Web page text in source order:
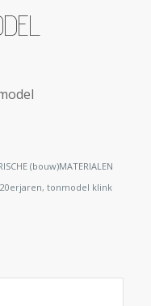
(bouw)MATERIALEN
20erjaren, tonmodel klink